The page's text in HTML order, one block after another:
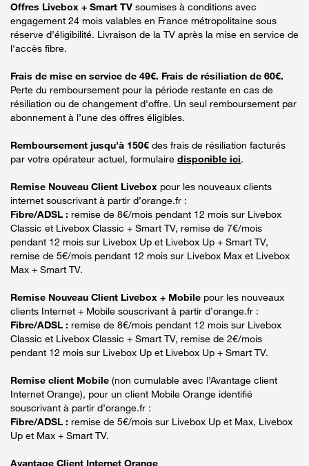
Offres Livebox + Smart TV soumises à conditions avec
engagement 24 mois valables en France métropolitaine sous
réserve d’éligibilité. Livraison de la TV après la mise en service de
l'accès fibre.
Frais de mise en service de 49€. Frais de résiliation de 60€.
Perte du remboursement pour la période restante en cas de
résiliation ou de changement d'offre. Un seul remboursement par
abonnement à l’une des offres éligibles.
Remboursement jusqu’à 150€ des frais de résiliation facturés
par votre opérateur actuel, formulaire disponible ici.
Remise Nouveau Client Livebox pour les nouveaux clients
internet souscrivant à partir d’orange.fr :
Fibre/ADSL : remise de 8€/mois pendant 12 mois sur Livebox
Classic et Livebox Classic + Smart TV, remise de 7€/mois
pendant 12 mois sur Livebox Up et Livebox Up + Smart TV,
remise de 5€/mois pendant 12 mois sur Livebox Max et Livebox
Max + Smart TV.
Remise Nouveau Client Livebox + Mobile pour les nouveaux
clients Internet + Mobile souscrivant à partir d’orange.fr :
Fibre/ADSL : remise de 8€/mois pendant 12 mois sur Livebox
Classic et Livebox Classic + Smart TV, remise de 2€/mois
pendant 12 mois sur Livebox Up et Livebox Up + Smart TV.
Remise client Mobile (non cumulable avec l’Avantage client
Internet Orange), pour un client Mobile Orange identifié
souscrivant à partir d’orange.fr :
Fibre/ADSL : remise de 5€/mois sur Livebox Up et Max, Livebox
Up et Max + Smart TV.
Avantage Client Internet Orange